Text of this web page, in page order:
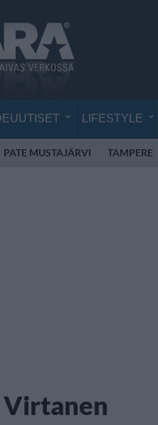
LIFESTYLE
PATE MUSTAJÄRVI TAMPERE